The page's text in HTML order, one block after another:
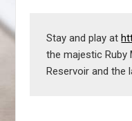
Stay and play at
the majestic
Reservoir and the